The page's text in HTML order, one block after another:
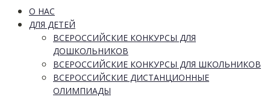
О НАС
ДЛЯ ДЕТЕЙ
ВСЕРОССИЙСКИЕ КОНКУРСЫ ДЛЯ
ДОШКОЛЬНИКОВ
ВСЕРОССИЙСКИЕ КОНКУРСЫ ДЛЯ ШКОЛЬНИКОВ
ВСЕРОССИЙСКИЕ ДИСТАНЦИОННЫЕ
ОЛИМПИАДЫ